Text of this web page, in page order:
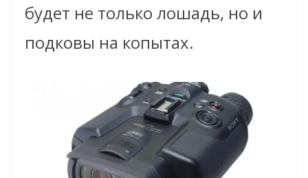
будет не только лошадь, но и
подковы на копытах.